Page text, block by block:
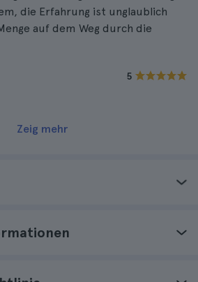
die Erfahrung ist unglaublich
auf dem Weg durch die
5
Zeig mehr